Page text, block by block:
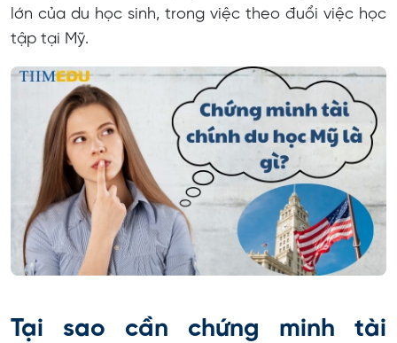
lớn của du học sinh, trong việc theo đuổi việc học
tập tại Mỹ.
Tại sao cần chứng minh tài